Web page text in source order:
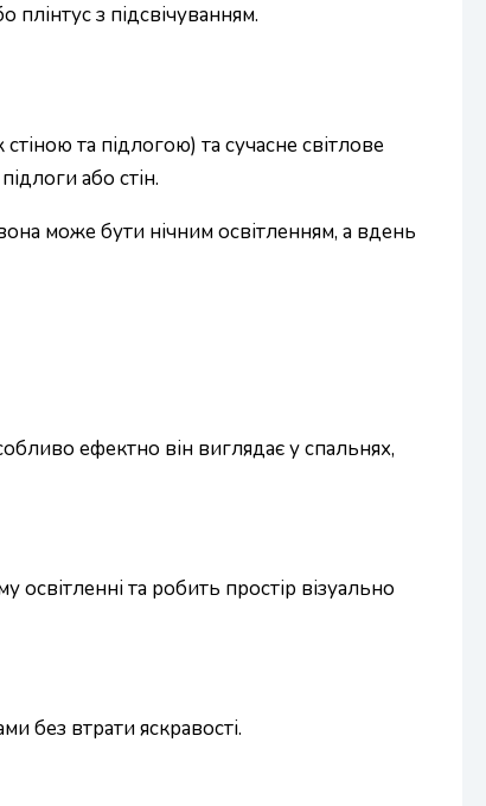
з підсвічуванням.
та підлогою) та сучасне світлове
або стін.
може бути нічним освітленням, а вдень
ефектно він виглядає у спальнях,
освітленні та робить простір візуально
без втрати яскравості.